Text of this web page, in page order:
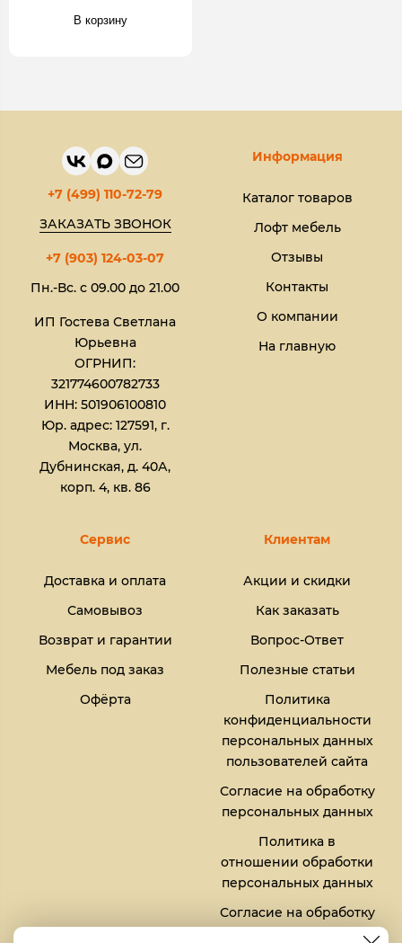
В корзину
+7 (499) 110-72-79
ЗАКАЗАТЬ ЗВОНОК
+7 (903) 124-03-07
Пн.-Вс. с 09.00 до 21.00
ИП Гостева Светлана
Юрьевна​
ОГРНИП:
321774600782733
ИНН: 501906100810
Юр. адрес: 127591, г.
Москва, ул.
Дубнинская, д. 40А,
корп. 4, кв. 86
Информация
Каталог товаров
Лофт мебель
Отзывы
Контакты
О компании
На главную
Сервис
Доставка и оплата
Самовывоз
Возврат и гарантии
Мебель под заказ
Офёрта
Клиентам
Акции и скидки
Как заказать
Вопрос-Ответ
Полезные статьи
Политика
конфиденциальности
персональных данных
пользователей сайта
Согласие на обработку
персональных данных
Политика в
отношении обработки
персональных данных
Согласие на обработку
файлов кукис (cookies)